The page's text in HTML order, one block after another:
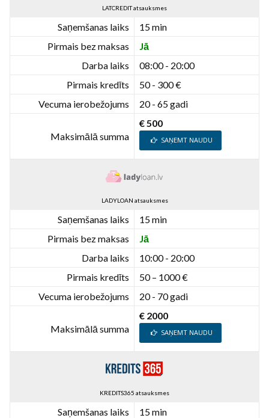
LATCREDIT atsauksmes
Saņemšanas laiks
15 min
Pirmais bez maksas
Jā
Darba laiks
08:00 - 20:00
Pirmais kredīts
50 - 300 €
Vecuma ierobežojums
20 - 65 gadi
Maksimālā summa
€ 500
SAŅEMT NAUDU
LADYLOAN atsauksmes
Saņemšanas laiks
15 min
Pirmais bez maksas
Jā
Darba laiks
10:00 - 20:00
Pirmais kredīts
50 – 1000 €
Vecuma ierobežojums
20 - 70 gadi
Maksimālā summa
€ 2000
SAŅEMT NAUDU
KREDITS365 atsauksmes
Saņemšanas laiks
15 min